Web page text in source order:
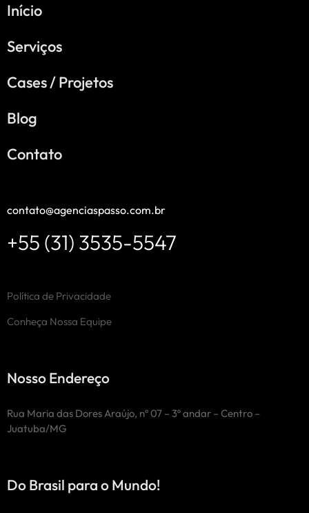
Início
Serviços
Cases / Projetos
Blog
Contato
contato@agenciaspasso.com.br
+55 (31) 3535-5547
Política de Privacidade
Conheça Nossa Equipe
Do Brasil para o Mundo!
Nosso Endereço
Rua Maria das Dores Araújo, nº 07 – 3º andar – Centro –
Juatuba/MG